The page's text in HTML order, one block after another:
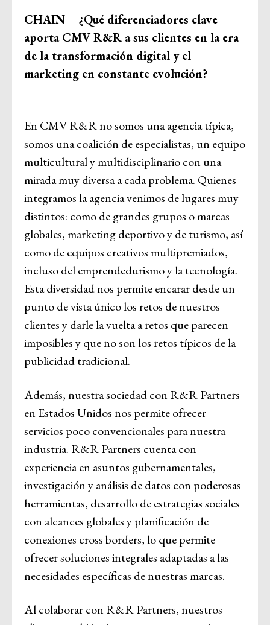
CHAIN – ¿Qué diferenciadores clave
aporta CMV R&R a sus clientes en la era
de la transformación digital y el
marketing en constante evolución?
En CMV R&R no somos una agencia típica,
somos una coalición de especialistas, un equipo
multicultural y multidisciplinario con una
mirada muy diversa a cada problema. Quienes
integramos la agencia venimos de lugares muy
distintos: como de grandes grupos o marcas
globales, marketing deportivo y de turismo, así
como de equipos creativos multipremiados,
incluso del emprendedurismo y la tecnología.
Esta diversidad nos permite encarar desde un
punto de vista único los retos de nuestros
clientes y darle la vuelta a retos que parecen
imposibles y que no son los retos típicos de la
publicidad tradicional.
Además, nuestra sociedad con R&R Partners
en Estados Unidos nos permite ofrecer
servicios poco convencionales para nuestra
industria. R&R Partners cuenta con
experiencia en asuntos gubernamentales,
investigación y análisis de datos con poderosas
herramientas, desarrollo de estrategias sociales
con alcances globales y planificación de
conexiones cross borders, lo que permite
ofrecer soluciones integrales adaptadas a las
necesidades específicas de nuestras marcas.
Al colaborar con R&R Partners, nuestros